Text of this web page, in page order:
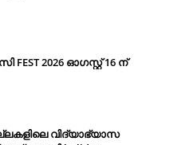
2026 ഓഗസ്റ്റ് 16 ന്
വിദ്യാഭ്യാസ